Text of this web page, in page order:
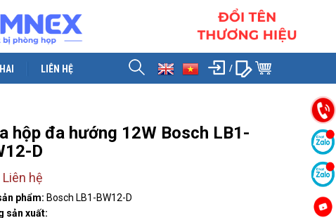
LIÊN HỆ
hộp đa hướng 12W Bosch LB1-
D
Liên hệ
phẩm: Bosch LB1-BW12-D
sản xuất: